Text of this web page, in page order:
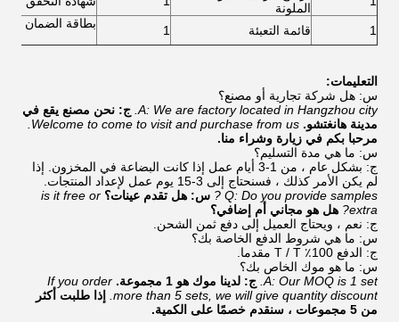
الملونة
1 قائمة التعبئة 1 بطاقة الضمان
التعليمات:
س: هل شركة تجارية أو مصنع؟
A: We are factory located in Hangzhou city. ج: نحن مصنع يقع في
مدينة هانغتشو. Welcome to come to visit and purchase from us.
مرحبا بكم في زيارة وشراء منا.
س: ما هي مدة التسليم؟
ج: بشكل عام ، من 1-3 أيام عمل إذا كانت البضاعة في المخزون. إذا
لم يكن الأمر كذلك ، فسنحتاج إلى 3-15 يوم عمل لإعداد المنتجات.
Q: Do you provide samples ?
س: هل تقدم عينات؟ is it free or
extra?
هل هو مجاني أم إضافي؟
ج: نعم ، ويحتاج العميل إلى دفع ثمن الشحن.
س: ما هي شروط الدفع الخاصة بك؟
ج: الدفع 100٪ T / T مقدما.
س: ما هو موك الخاص بك؟
A: Our MOQ is 1 set. ج: لدينا موك هو 1 مجموعة.
If you order
more than 5 sets, we will give quantity discount.
إذا طلبت أكثر
من 5 مجموعات ، سنقدم خصمًا على الكمية.